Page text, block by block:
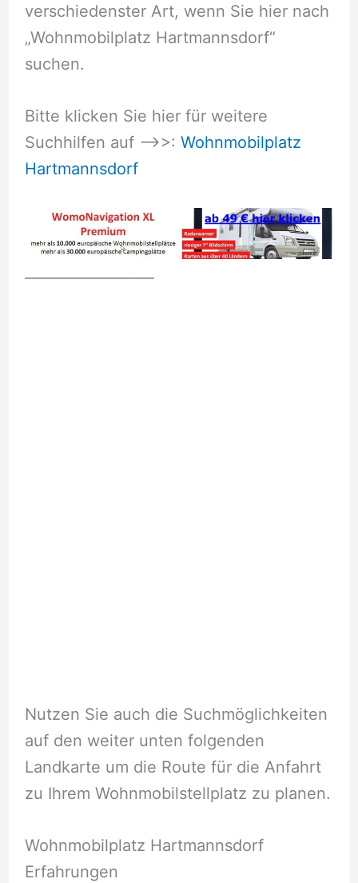
verschiedenster Art, wenn Sie hier nach
„Wohnmobilplatz Hartmannsdorf“
suchen.
Bitte klicken Sie hier für weitere
Suchhilfen auf –>>: Wohnmobilplatz
Hartmannsdorf
Nutzen Sie auch die Suchmöglichkeiten
auf den weiter unten folgenden
Landkarte um die Route für die Anfahrt
zu Ihrem Wohnmobilstellplatz zu planen.
Wohnmobilplatz Hartmannsdorf
Erfahrungen